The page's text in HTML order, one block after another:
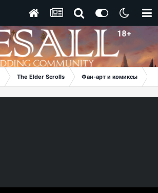
The Elder Scrolls Фан-арт и комиксы